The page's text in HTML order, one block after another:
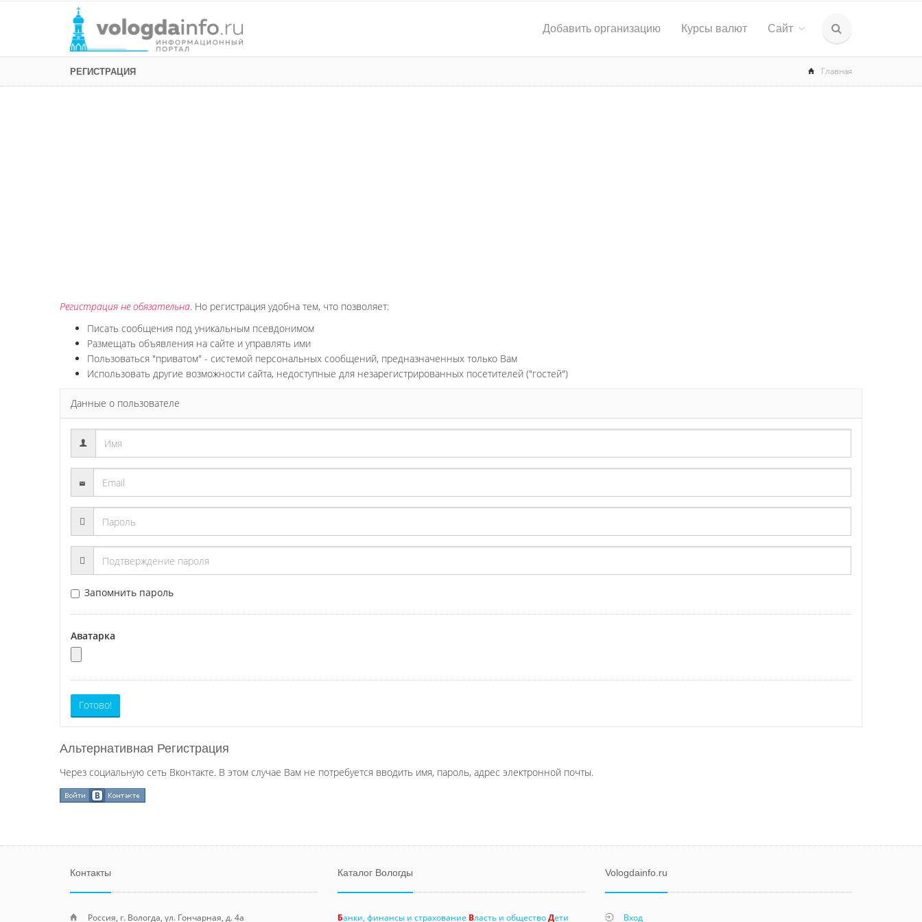
Добавить организацию Курсы валют Сайт
РЕГИСТРАЦИЯ Главная
Регистрация не обязательна. Но регистрация удобна тем, что позволяет:
Писать сообщения под уникальным псевдонимом
Размещать объявления на сайте и управлять ими
Пользоваться "приватом" - системой персональных сообщений, предназначенных только Вам
Использовать другие возможности сайта, недоступные для незарегистрированных посетителей ("гостей")
Данные о пользователе
Запомнить пароль
Аватарка
Готово!
Альтернативная Регистрация
Через социальную сеть Вконтакте. В этом случае Вам не потребуется вводить имя, пароль, адрес электронной почты.
Контакты
Россия, г. Вологда, ул. Гончарная, д. 4а
Каталог Вологды
Банки, финансы и страхование Власть и обществоДети
Vologdainfo.ru
Вход